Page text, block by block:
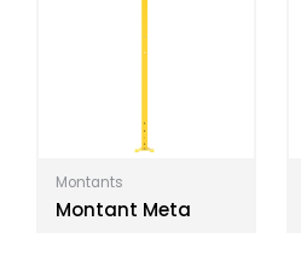
Montants
Montant Meta